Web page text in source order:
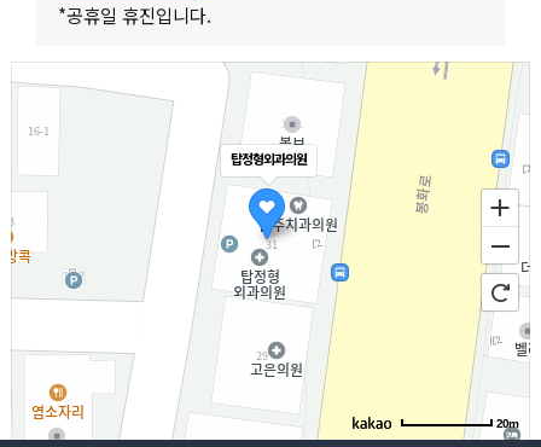
*공휴일 휴진입니다.
탑정형외과의원
20m